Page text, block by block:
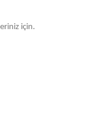
için.